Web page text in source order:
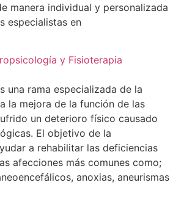
manera individual y personalizada
especialistas en
y Fisioterapia
una rama especializada de la
la mejora de la función de las
un deterioro físico causado
El objetivo de la
a rehabilitar las deficiencias
afecciones más comunes como;
anoxias, aneurismas